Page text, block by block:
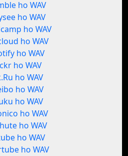
ho WAV
ho WAV
ho WAV
ho WAV
ho WAV
ho WAV
ho WAV
ho WAV
ho WAV
ho WAV
ho WAV
ho WAV
ho WAV